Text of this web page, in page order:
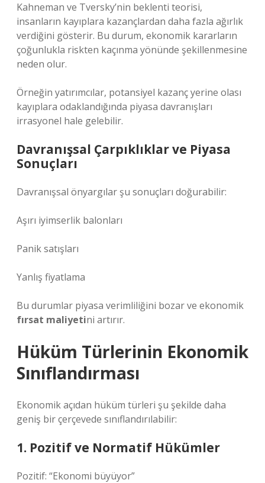
Kahneman ve Tversky’nin beklenti teorisi,
insanların kayıplara kazançlardan daha fazla ağırlık
verdiğini gösterir. Bu durum, ekonomik kararların
çoğunlukla riskten kaçınma yönünde şekillenmesine
neden olur.
Örneğin yatırımcılar, potansiyel kazanç yerine olası
kayıplara odaklandığında piyasa davranışları
irrasyonel hale gelebilir.
Davranışsal Çarpıklıklar ve Piyasa
Sonuçları
Davranışsal önyargılar şu sonuçları doğurabilir:
Aşırı iyimserlik balonları
Panik satışları
Yanlış fiyatlama
Bu durumlar piyasa verimliliğini bozar ve ekonomik
fırsat maliyetini artırır.
Hüküm Türlerinin Ekonomik
Sınıflandırması
Ekonomik açıdan hüküm türleri şu şekilde daha
geniş bir çerçevede sınıflandırılabilir:
1. Pozitif ve Normatif Hükümler
Pozitif: “Ekonomi büyüyor”